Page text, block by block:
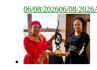
06/08/202606/08/2026